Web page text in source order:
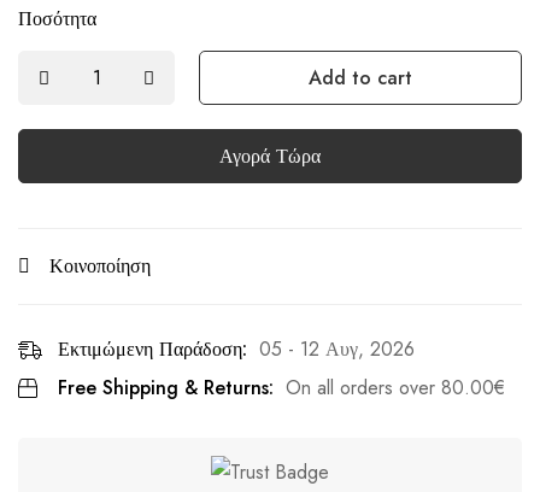
Ποσότητα
Add to cart
Αγορά Τώρα
Κοινοποίηση
Εκτιμώμενη Παράδοση: 05 - 12 Αυγ, 2026
Free Shipping & Returns: On all orders over 80.00€